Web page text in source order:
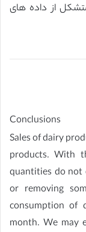
از داده های
Conclusions
Sales of dairy
products. With
quantities do not
or removing
consumption of
month. We may